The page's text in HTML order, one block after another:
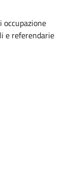
occupazione
e referendarie